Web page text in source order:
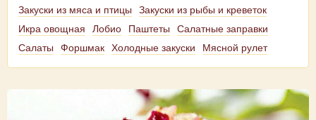
Закуски из мяса и птицы
Закуски из рыбы и креветок
Икра овощная
Лобио Паштеты
Салатные заправки
Салаты
Форшмак Холодные закуски Мясной рулет